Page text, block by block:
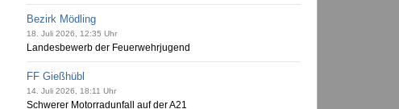
Bezirk Mödling
18. Juli 2026, 12:35 Uhr
Landesbewerb der Feuerwehrjugend
FF Gießhübl
14. Juli 2026, 18:11 Uhr
Schwerer Motorradunfall auf der A21